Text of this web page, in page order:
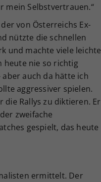
mein Selbstvertrauen.“
von Österreichs Ex-
nützte die schnellen
und machte viele leichte
heute nie so richtig
auch da hätte ich
aggressiver spielen.
Rallys zu diktieren. Er
zweifache
gespielt, das heute
ermittelt. Der